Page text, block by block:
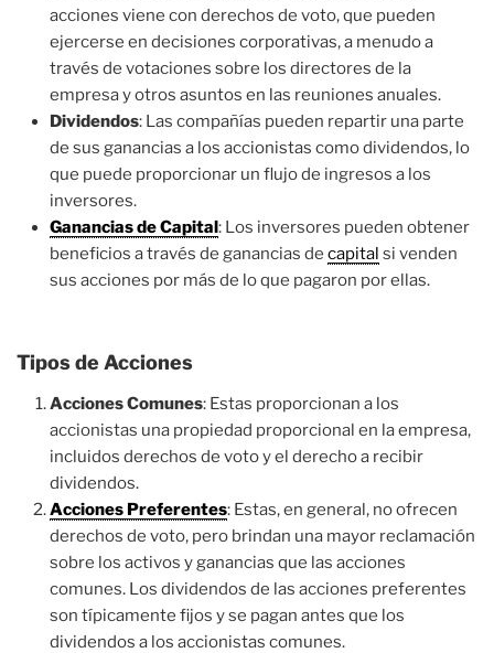
acciones viene con derechos de voto, que pueden
ejercerse en decisiones corporativas, a menudo a
través de votaciones sobre los directores de la
empresa y otros asuntos en las reuniones anuales.
Dividendos: Las compañías pueden repartir una parte
de sus ganancias a los accionistas como dividendos, lo
que puede proporcionar un flujo de ingresos a los
inversores.
Ganancias de Capital: Los inversores pueden obtener
beneficios a través de ganancias de capital si venden
sus acciones por más de lo que pagaron por ellas.
Tipos de Acciones
Acciones Comunes: Estas proporcionan a los
accionistas una propiedad proporcional en la empresa,
incluidos derechos de voto y el derecho a recibir
dividendos.
Acciones Preferentes: Estas, en general, no ofrecen
derechos de voto, pero brindan una mayor reclamación
sobre los activos y ganancias que las acciones
comunes. Los dividendos de las acciones preferentes
son típicamente fijos y se pagan antes que los
dividendos a los accionistas comunes.